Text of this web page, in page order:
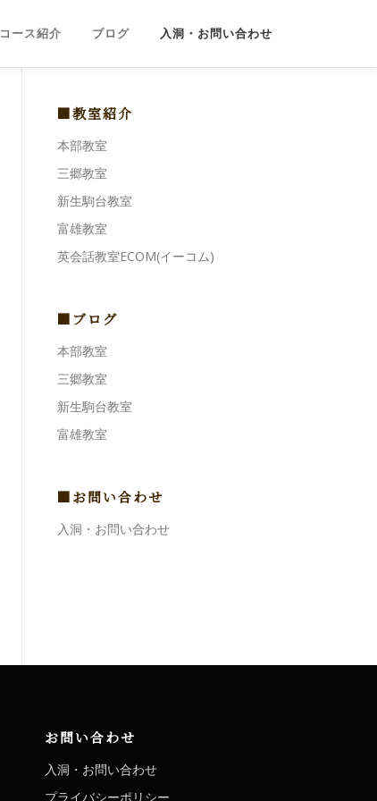
コース紹介 ブログ 入洞・お問い合わせ
■教室紹介
本部教室
三郷教室
新生駒台教室
富雄教室
英会話教室ECOM(イーコム)
■ブログ
本部教室
三郷教室
新生駒台教室
富雄教室
■お問い合わせ
入洞・お問い合わせ
お問い合わせ
入洞・お問い合わせ
プライバシーポリシー